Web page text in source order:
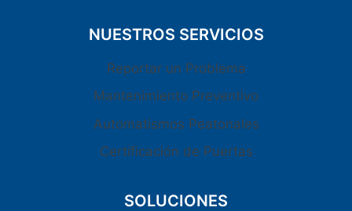
NUESTROS SERVICIOS
Reportar un Problema
Mantenimiento Preventivo
Automatismos Peatonales
Certificación de Puertas
SOLUCIONES